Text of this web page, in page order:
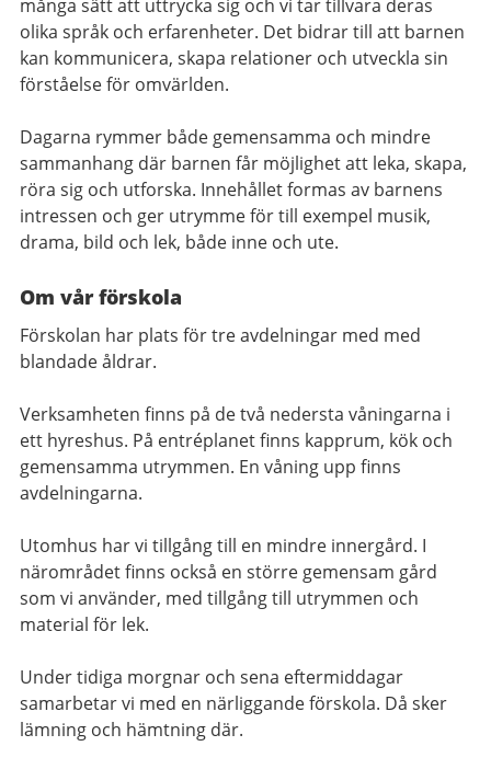
många sätt att uttrycka sig och vi tar tillvara deras
olika språk och erfarenheter. Det bidrar till att barnen
kan kommunicera, skapa relationer och utveckla sin
förståelse för omvärlden.
Dagarna rymmer både gemensamma och mindre
sammanhang där barnen får möjlighet att leka, skapa,
röra sig och utforska. Innehållet formas av barnens
intressen och ger utrymme för till exempel musik,
drama, bild och lek, både inne och ute.
Om vår förskola
Förskolan har plats för tre avdelningar med med
blandade åldrar.
Verksamheten finns på de två nedersta våningarna i
ett hyreshus. På entréplanet finns kapprum, kök och
gemensamma utrymmen. En våning upp finns
avdelningarna.
Utomhus har vi tillgång till en mindre innergård. I
närområdet finns också en större gemensam gård
som vi använder, med tillgång till utrymmen och
material för lek.
Under tidiga morgnar och sena eftermiddagar
samarbetar vi med en närliggande förskola. Då sker
lämning och hämtning där.